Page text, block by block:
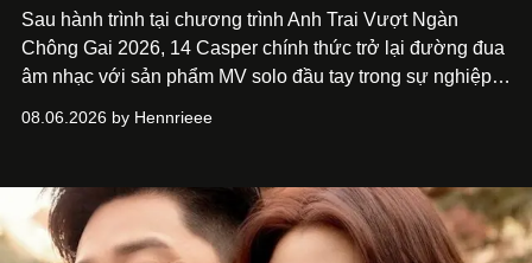
Sau hành trình tại chương trình Anh Trai Vượt Ngàn
Chông Gai 2026, 14 Casper chính thức trở lại đường đua
âm nhạc với sản phẩm MV solo đầu tay trong sự nghiệp -
bước chuyển mình của 14 Casper sau chương trình, mà
của nam nghệ sĩ khi lần đầu tiên anh trình làng một MV
solo được đầu tư toàn diện từ sáng tác, sản xuất, trình
diễn đến hình ảnh.
08.06.2026 by Hennrieee